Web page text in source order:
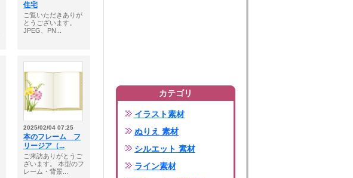
住宅
ご覧いただきありが
とうございます。
JPEG、PN...
2025/02/04 07:25
本のフレーム フ
リージア（...
ご来訪ありがとうご
ざいます。 本型のフ
レーム・背景...
カテゴリ
イラスト素材
ぬりえ 素材
シルエット 素材
ライン素材